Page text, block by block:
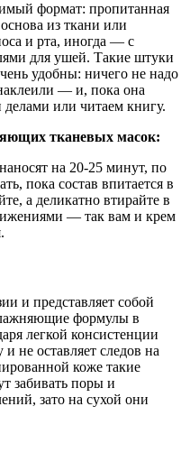
формат: пропитанная
из ткани или
и рта, иногда — с
для ушей. Такие штуки
удобны: ничего не надо
— и, пока она
или читаем книгу.
тканевых масок:
на 20-25 минут, по
пока состав впитается в
а деликатно втирайте в
— так вам и крем
и представляет собой
формулы в
легкой консистенции
не оставляет следов на
коже такие
забивать поры и
зато на сухой они